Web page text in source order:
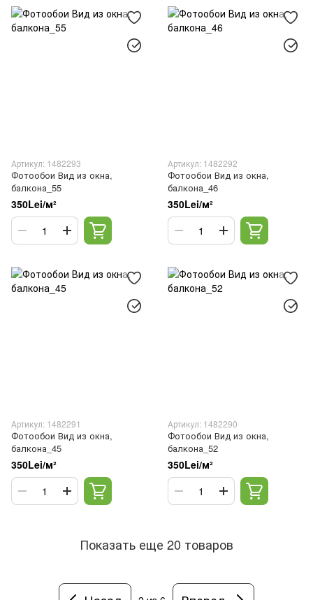
Артикул: 1482293
Фотообои Вид из окна,
балкона_55
350Lei/м²
Артикул: 1482292
Фотообои Вид из окна,
балкона_46
350Lei/м²
Артикул: 1482291
Фотообои Вид из окна,
балкона_45
350Lei/м²
Артикул: 1482290
Фотообои Вид из окна,
балкона_52
350Lei/м²
Показать еще 20 товаров